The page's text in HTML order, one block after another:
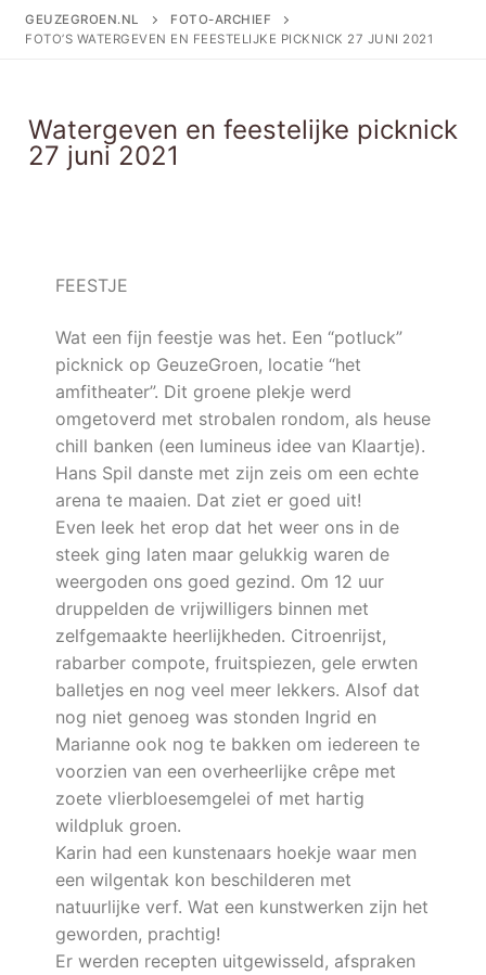
GEUZEGROEN.NL
FOTO-ARCHIEF
FOTO’S WATERGEVEN EN FEESTELIJKE PICKNICK 27 JUNI 2021
Watergeven en feestelijke picknick
27 juni 2021
FEESTJE
Wat een fijn feestje was het. Een “potluck”
picknick op GeuzeGroen, locatie “het
amfitheater”. Dit groene plekje werd
omgetoverd met strobalen rondom, als heuse
chill banken (een lumineus idee van Klaartje).
Hans Spil danste met zijn zeis om een echte
arena te maaien. Dat ziet er goed uit!
Even leek het erop dat het weer ons in de
steek ging laten maar gelukkig waren de
weergoden ons goed gezind. Om 12 uur
druppelden de vrijwilligers binnen met
zelfgemaakte heerlijkheden. Citroenrijst,
rabarber compote, fruitspiezen, gele erwten
balletjes en nog veel meer lekkers. Alsof dat
nog niet genoeg was stonden Ingrid en
Marianne ook nog te bakken om iedereen te
voorzien van een overheerlijke crêpe met
zoete vlierbloesemgelei of met hartig
wildpluk groen.
Karin had een kunstenaars hoekje waar men
een wilgentak kon beschilderen met
natuurlijke verf. Wat een kunstwerken zijn het
geworden, prachtig!
Er werden recepten uitgewisseld, afspraken